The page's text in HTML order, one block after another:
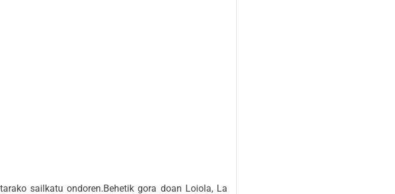
sailkatu ondoren.Behetik gora doan Loiola, La